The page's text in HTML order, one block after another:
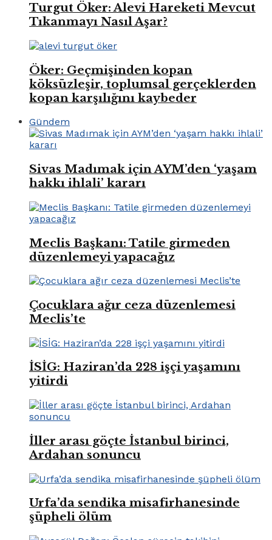
Turgut Öker: Alevi Hareketi Mevcut
Tıkanmayı Nasıl Aşar?
Öker: Geçmişinden kopan
köksüzleşir, toplumsal gerçeklerden
kopan karşılığını kaybeder
Gündem
Sivas Madımak için AYM’den ‘yaşam
hakkı ihlali’ kararı
Meclis Başkanı: Tatile girmeden
düzenlemeyi yapacağız
Çocuklara ağır ceza düzenlemesi
Meclis’te
İSİG: Haziran’da 228 işçi yaşamını
yitirdi
İller arası göçte İstanbul birinci,
Ardahan sonuncu
Urfa’da sendika misafirhanesinde
şüpheli ölüm